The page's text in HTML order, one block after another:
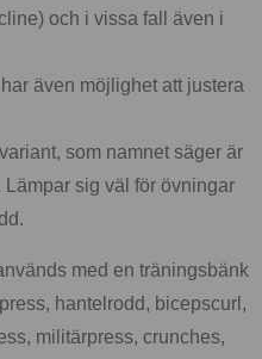
och i vissa fall även i
även möjlighet att justera
som namnet säger är
sig väl för övningar
med en träningsbänk
hantelrodd, bicepscurl,
militärpress, crunches,